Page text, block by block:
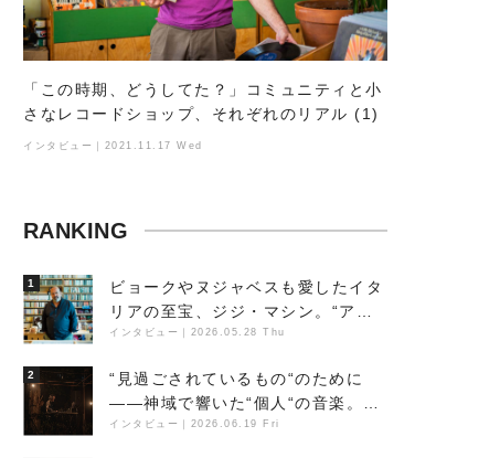
「この時期、どうしてた？」コミュニティと小
さなレコードショップ、それぞれのリアル (1)
インタビュー｜2021.11.17 Wed
RANKING
1
ビョークやヌジャベスも愛したイタ
リアの至宝、ジジ・マシン。“アン
ビエントの巨匠”が明かす創作の原
景
インタビュー 2026.05.28 Thu
2
“見過ごされているもの“のために
――神域で響いた“個人“の音楽。冥
丁の『赤城 夜神楽』をレポート
インタビュー 2026.06.19 Fri